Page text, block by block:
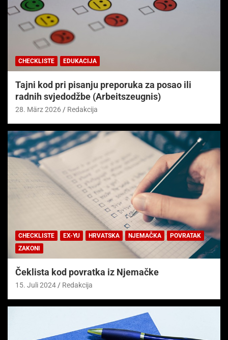
CHECKLISTE EDUKACIJA
Tajni kod pri pisanju preporuka za posao ili
radnih svjedodžbe (Arbeitszeugnis)
28. März 2026 Redakcija
CHECKLISTE EX-YU HRVATSKA NJEMAČKA
POVRATAK
ZAKONI
Čeklista kod povratka iz Njemačke
15. Juli 2024 Redakcija